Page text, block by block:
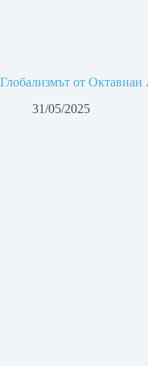
Глобализмът от
31/05/2025